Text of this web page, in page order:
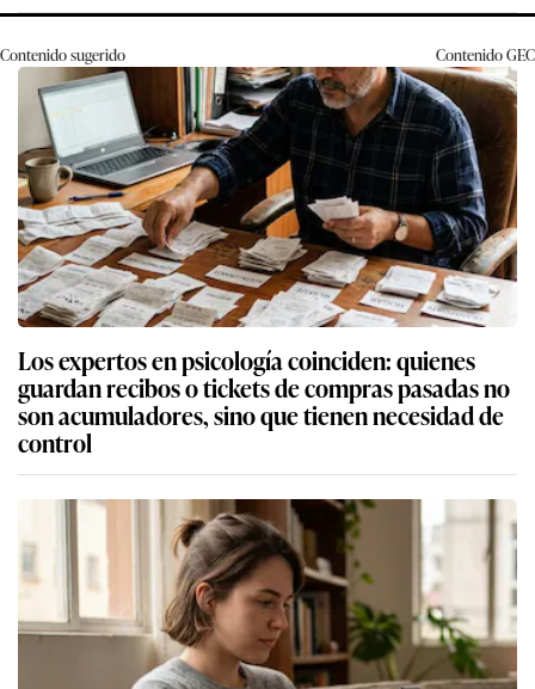
Contenido sugerido ContenidoGEC
Los expertos en psicología coinciden: quienes
guardan recibos o tickets de compras pasadas no
son acumuladores, sino que tienen necesidad de
control